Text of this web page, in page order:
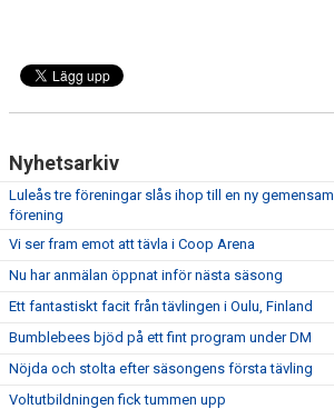
Nyhetsarkiv
Luleås tre föreningar slås ihop till en ny gemensam
förening
Vi ser fram emot att tävla i Coop Arena
Nu har anmälan öppnat inför nästa säsong
Ett fantastiskt facit från tävlingen i Oulu, Finland
Bumblebees bjöd på ett fint program under DM
Nöjda och stolta efter säsongens första tävling
Voltutbildningen fick tummen upp